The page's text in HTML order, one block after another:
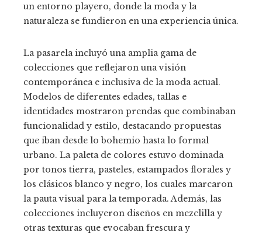
un entorno playero, donde la moda y la
naturaleza se fundieron en una experiencia única.
La pasarela incluyó una amplia gama de
colecciones que reflejaron una visión
contemporánea e inclusiva de la moda actual.
Modelos de diferentes edades, tallas e
identidades mostraron prendas que combinaban
funcionalidad y estilo, destacando propuestas
que iban desde lo bohemio hasta lo formal
urbano. La paleta de colores estuvo dominada
por tonos tierra, pasteles, estampados florales y
los clásicos blanco y negro, los cuales marcaron
la pauta visual para la temporada. Además, las
colecciones incluyeron diseños en mezclilla y
otras texturas que evocaban frescura y